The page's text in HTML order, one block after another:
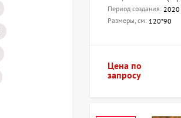
Период создания: 2020
Размеры, см: 120*90
Цена по
запросу